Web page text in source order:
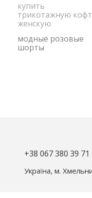
купить
трикотажную
женскую
модные розовые
шорты
+38 067 380 39 71
Україна, м.